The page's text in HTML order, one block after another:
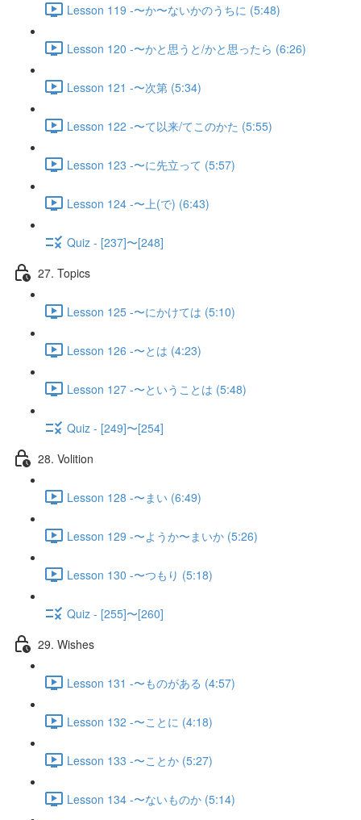
Lesson 119 -〜か〜ないかのうちに (5:48)
Lesson 120 -〜かと思うと/かと思ったら (6:26)
Lesson 121 -〜次第 (5:34)
Lesson 122 -〜て以来/てこのかた (5:55)
Lesson 123 -〜に先立って (5:57)
Lesson 124 -〜上(で) (6:43)
Quiz - [237]〜[248]
27. Topics
Lesson 125 -〜にかけては (5:10)
Lesson 126 -〜とは (4:23)
Lesson 127 -〜ということは (5:48)
Quiz - [249]〜[254]
28. Volition
Lesson 128 -〜まい (6:49)
Lesson 129 -〜ようか〜まいか (5:26)
Lesson 130 -〜つもり (5:18)
Quiz - [255]〜[260]
29. Wishes
Lesson 131 -〜ものがある (4:57)
Lesson 132 -〜ことに (4:18)
Lesson 133 -〜ことか (5:27)
Lesson 134 -〜ないものか (5:14)